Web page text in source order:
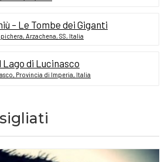
– Le Tombe dei Giganti
Arzachena, SS, Italia
Lago di Lucinasco
Provincia di Imperia, Italia